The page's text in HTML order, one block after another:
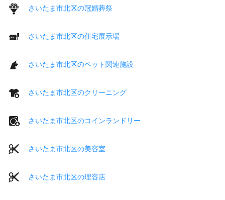
さいたま市北区の冠婚葬祭
さいたま市北区の住宅展示場
さいたま市北区のペット関連施設
さいたま市北区のクリーニング
さいたま市北区のコインランドリー
さいたま市北区の美容室
さいたま市北区の理容店